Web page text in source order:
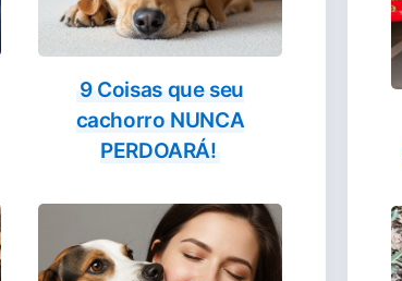
9 Coisas que seu
cachorro NUNCA
PERDOARÁ!